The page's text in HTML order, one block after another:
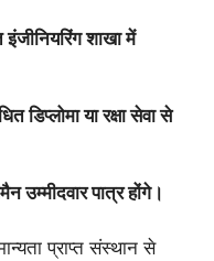
इंजीनियरिंग शाखा में
डिप्लोमा या रक्षा सेवा से
उम्मीदवार पात्र होंगे।
प्राप्त संस्थान से